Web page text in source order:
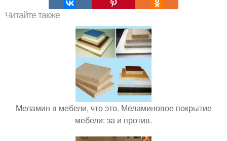
Читайте также
Меламин в мебели, что это. Меламиновое покрытие
мебели: за и против.